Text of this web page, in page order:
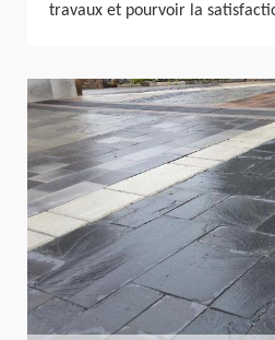
travaux et pourvoir la